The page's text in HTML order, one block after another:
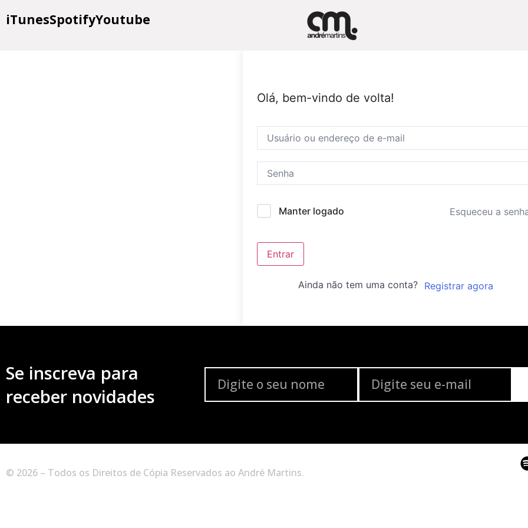
iTunesSpotifyYoutube
Olá, bem-vindo de volta!
Manter logado Esqueceu a
Entrar
Ainda não tem uma conta? Registrar agora
Se inscreva para
receber novidades
© 2026 – Todos os Direitos de Cópia Reservados ao André Martins.